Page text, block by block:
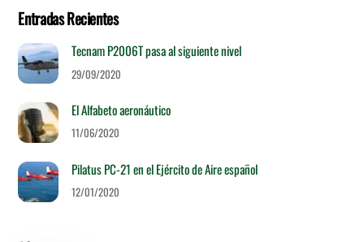
Entradas Recientes
Tecnam P2006T pasa al siguiente nivel
29/09/2020
El Alfabeto aeronáutico
11/06/2020
Pilatus PC-21 en el Ejército de Aire español
12/01/2020